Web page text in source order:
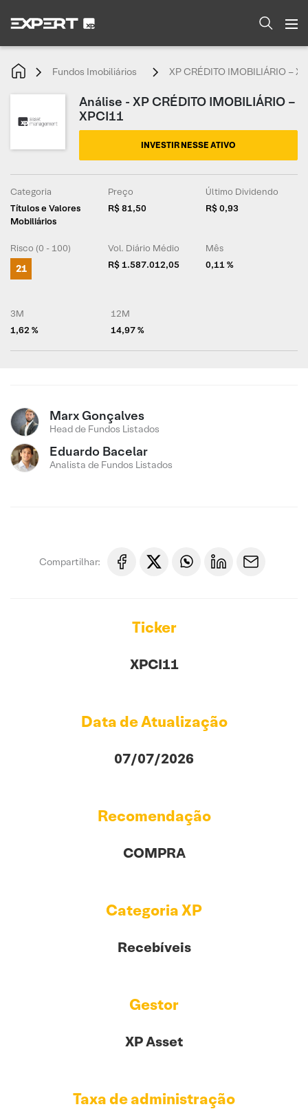
Fundos Imobiliários XP CRÉDITO IMOBILIÁRIO –
Análise - XP CRÉDITO IMOBILIÁRIO –
XPCI11
INVESTIR NESSE ATIVO
Categoria
Títulos e Valores
Mobiliários
Preço
R$ 81,50
Último Dividendo
R$ 0,93
Risco (0 - 100)
21
Vol. Diário Médio
R$ 1.587.012,05
Mês
0,11 %
3M
1,62 %
12M
14,97 %
Marx Gonçalves
Head de Fundos Listados
Eduardo Bacelar
Analista de Fundos Listados
Compartilhar:
Ticker
XPCI11
Data de Atualização
07/07/2026
Recomendação
COMPRA
Categoria XP
Recebíveis
Gestor
XP Asset
Taxa de administração